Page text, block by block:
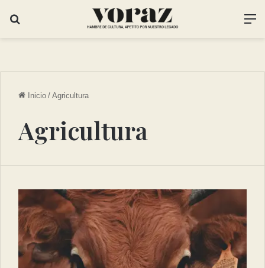
Inicio / Agricultura
Agricultura